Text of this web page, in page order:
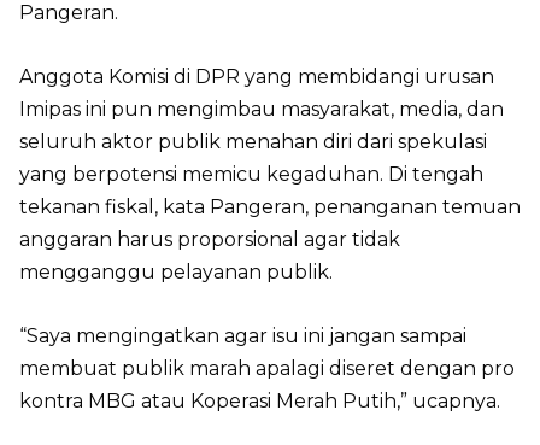
Pangeran.
Anggota Komisi di DPR yang membidangi urusan
Imipas ini pun mengimbau masyarakat, media, dan
seluruh aktor publik menahan diri dari spekulasi
yang berpotensi memicu kegaduhan. Di tengah
tekanan fiskal, kata Pangeran, penanganan temuan
anggaran harus proporsional agar tidak
mengganggu pelayanan publik.
“Saya mengingatkan agar isu ini jangan sampai
membuat publik marah apalagi diseret dengan pro
kontra MBG atau Koperasi Merah Putih,” ucapnya.